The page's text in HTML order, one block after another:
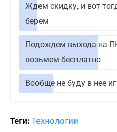
Ждем скидку, и вот
берем
Подождем выхода на
возьмем бесплатно
Вообще не буду в нее
Теги: Технологии